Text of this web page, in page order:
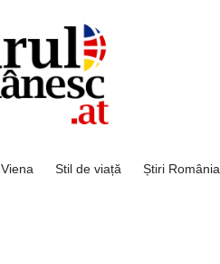
Stil de viață Știri România